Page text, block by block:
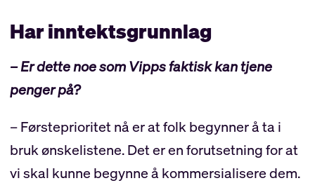
Har inntektsgrunnlag
– Er dette noe som Vipps faktisk kan tjene
penger på?
– Førsteprioritet nå er at folk begynner å ta i
bruk ønskelistene. Det er en forutsetning for at
vi skal kunne begynne å kommersialisere dem.